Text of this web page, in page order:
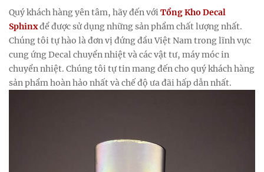
Quý khách hàng yên tâm, hãy đến vớiTổng Kho Decal
Sphinxđể được sử dụng những sản phẩm chất lượng nhất.
Chúng tôi tự hào là đơn vị đứng đầu Việt Nam trong lĩnh vực
cung ứng Decal chuyển nhiệt và các vật tư, máy móc in
chuyển nhiệt. Chúng tôi tự tin mang đến cho quý khách hàng
sản phẩm hoàn hảo nhất và chế độ ưa đãi hấp dẫn nhất.